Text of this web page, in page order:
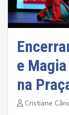
e
na
Cristiane